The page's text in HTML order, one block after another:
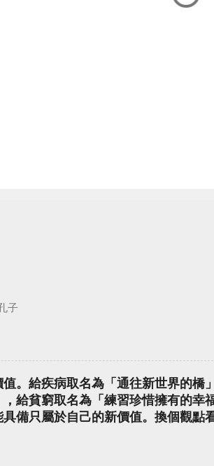
子
。給疾病取名為「通往新世界的橋
給貧窮取名為「練習珍惜擁有的幸
備只屬於自己的新價值。換個觀點